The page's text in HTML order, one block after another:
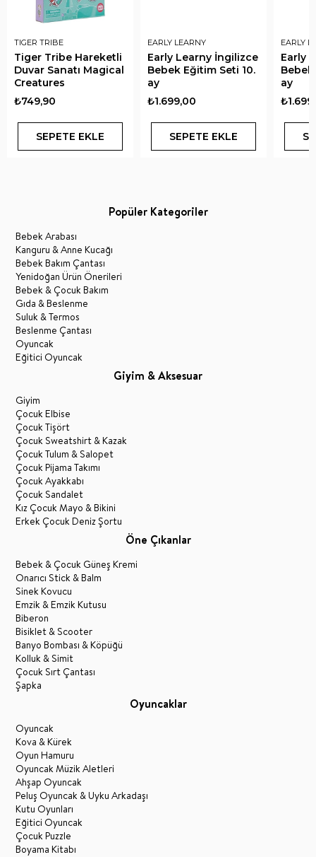
TIGER TRIBE
Tiger Tribe Hareketli
Duvar Sanatı Magical
Creatures
₺749,90
SEPETE EKLE
EARLY LEARNY
Early Learny İngilizce
Bebek Eğitim Seti 10.
ay
₺1.699,00
SEPETE EKLE
EARLY
Early
Bebek
ay
Popüler Kategoriler
Bebek Arabası
Kanguru & Anne Kucağı
Bebek Bakım Çantası
Yenidoğan Ürün Önerileri
Bebek & Çocuk Bakım
Gıda & Beslenme
Suluk & Termos
Beslenme Çantası
Oyuncak
Eğitici Oyuncak
Giyim & Aksesuar
Giyim
Çocuk Elbise
Çocuk Tişört
Çocuk Sweatshirt & Kazak
Çocuk Tulum & Salopet
Çocuk Pijama Takımı
Çocuk Ayakkabı
Çocuk Sandalet
Kız Çocuk Mayo & Bikini
Erkek Çocuk Deniz Şortu
Öne Çıkanlar
Bebek & Çocuk Güneş Kremi
Onarıcı Stick & Balm
Sinek Kovucu
Emzik & Emzik Kutusu
Biberon
Bisiklet & Scooter
Banyo Bombası & Köpüğü
Kolluk & Simit
Çocuk Sırt Çantası
Şapka
Oyuncaklar
Oyuncak
Kova & Kürek
Oyun Hamuru
Oyuncak Müzik Aletleri
Ahşap Oyuncak
Peluş Oyuncak & Uyku Arkadaşı
Kutu Oyunları
Eğitici Oyuncak
Çocuk Puzzle
Boyama Kitabı